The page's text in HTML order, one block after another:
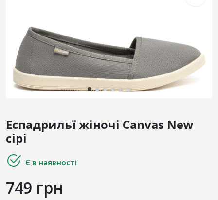
Еспадрильї жіночі Canvas New
сірі
Є в наявності
749 грн